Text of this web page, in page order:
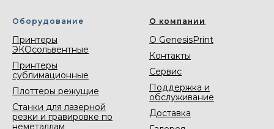
Оборудование
Принтеры
ЭКОсольвентные
Принтеры
сублимационные
Плоттеры режущие
Станки для лазерной
резки и гравировке по
неметаллам
О компании
О GenesisPrint
Контакты
Сервис
Поддержка и
обслуживание
Доставка